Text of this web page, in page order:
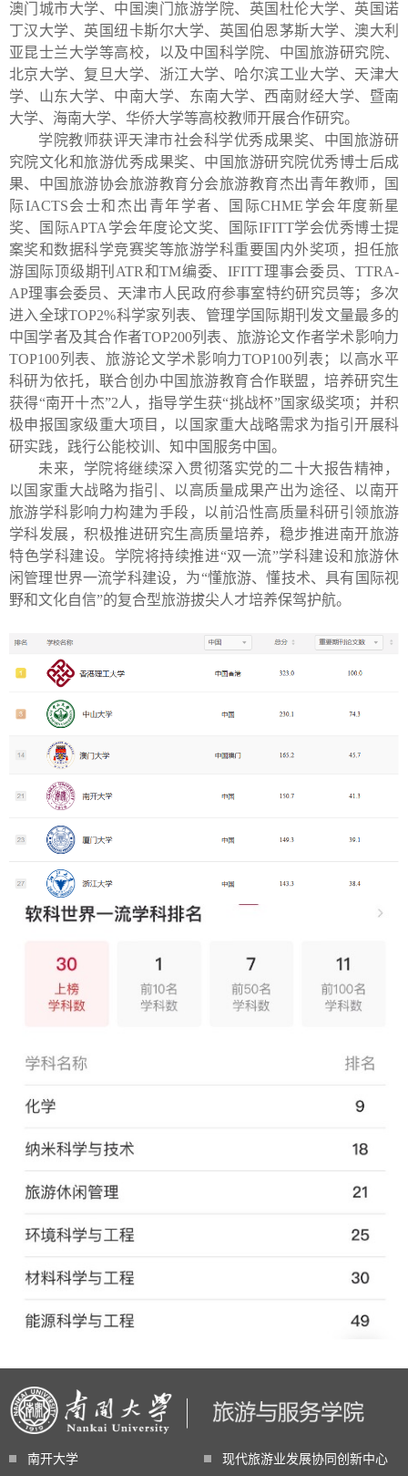
澳门城市大学、中国澳门旅游学院、英国杜伦大学、英国诺
丁汉大学、英国纽卡斯尔大学、英国伯恩茅斯大学、澳大利
亚昆士兰大学等高校，以及中国科学院、中国旅游研究院、
北京大学、复旦大学、浙江大学、哈尔滨工业大学、天津大
学、山东大学、中南大学、东南大学、西南财经大学、暨南
大学、海南大学、华侨大学等高校教师开展合作研究。
学院教师获评天津市社会科学优秀成果奖、中国旅游研
究院文化和旅游优秀成果奖、中国旅游研究院优秀博士后成
果、中国旅游协会旅游教育分会旅游教育杰出青年教师，国
际IACTS会士和杰出青年学者、国际CHME 学会年度新星
奖、国际APTA 学会年度论文奖、国际IFITT学会优秀博士提
案奖和数据科学竞赛奖等旅游学科重要国内外奖项，担任旅
游国际顶级期刊 ATR和TM编委、IFITT理事会委员、TTRA-
AP理事会委员、天津市人民政府参事室特约研究员等；多次
进入全球TOP2%科学家列表、管理学国际期刊发文量最多的
中国学者及其合作者TOP200列表、旅游论文作者学术影响力
TOP100列表、旅游论文学术影响力TOP100列表；以高水平
科研为依托，联合创办中国旅游教育合作联盟，培养研究生
获得“南开十杰”2人，指导学生获“挑战杯”国家级奖项；并积
极申报国家级重大项目，以国家重大战略需求为指引开展科
研实践，践行公能校训、知中国服务中国。
未来，学院将继续深入贯彻落实党的二十大报告精神，
以国家重大战略为指引、以高质量成果产出为途径、以南开
旅游学科影响力构建为手段，以前沿性高质量科研引领旅游
学科发展，积极推进研究生高质量培养，稳步推进南开旅游
特色学科建设。学院将持续推进“双一流”学科建设和旅游休
闲管理世界一流学科建设，为“懂旅游、懂技术、具有国际视
野和文化自信”的复合型旅游拔尖人才培养保驾护航。
南开大学 现代旅游业发展协同创新中心